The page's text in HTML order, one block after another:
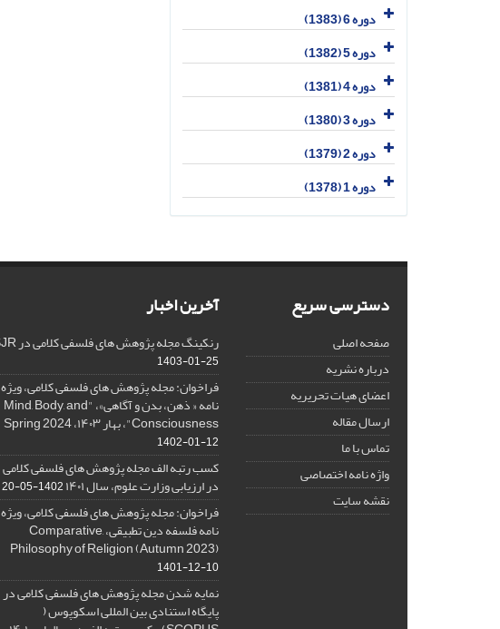
دوره 6 (1383)
دوره 5 (1382)
دوره 4 (1381)
دوره 3 (1380)
دوره 2 (1379)
دوره 1 (1378)
دسترسی سریع
صفحه اصلی
درباره نشریه
اعضای هیات تحریریه
ارسال مقاله
تماس با ما
واژه نامه اختصاصی
نقشه سایت
آخرین اخبار
رنکینگ مجله پژوهش های فلسفی کلامی در SJR
1403-01-25
فراخوان: مجله پژوهش های فلسفی کلامی، ویژه
نامه « ذهن، بدن و آگاهی»، "Mind, Body, and
Consciousness"، بهار ۱۴۰۳، Spring 2024
1402-01-12
کسب رتبه الف مجله پژوهش های فلسفی کلامی
در ارزیابی وزارت علوم، سال ۱۴۰۱ 1402-05-20
فراخوان: مجله پژوهش های فلسفی کلامی، ویژه
نامه فلسفه دین تطبیقی، ,Comparative
Philosophy of Religion (Autumn 2023)
1401-12-10
نمایه شدن مجله پژوهش های فلسفی کلامی در
پایگاه استنادی بین المللی اسکوپوس (